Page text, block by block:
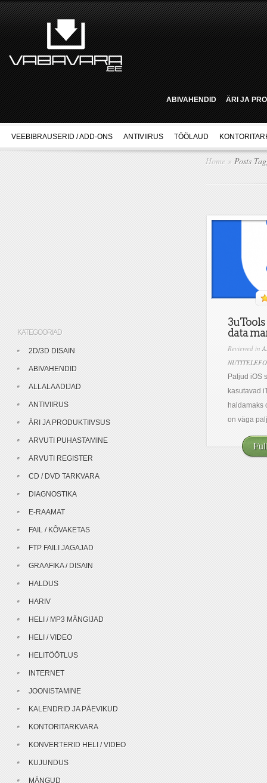
ABIVAHENDID ÄRI JA
VEEBIBRAUSERID / ADD-ONS ANTIVIIRUS TÖÖLAUD
Home » Posts
3uTools
data
Reviewed in
Paljud iOS
kasutavad
haldamaks
on väga
KATEGOORIAD
2D/3D DISAIN
ABIVAHENDID
ALLALAADIJAD
ANTIVIIRUS
ÄRI JA PRODUKTIIVSUS
ARVUTI PUHASTAMINE
ARVUTI REGISTER
CD / DVD TARKVARA
DIAGNOSTIKA
E-RAAMAT
FAIL / KÕVAKETAS
FTP FAILI JAGAJAD
GRAAFIKA / DISAIN
HALDUS
HARIV
HELI / MP3 MÄNGIJAD
HELI / VIDEO
HELITÖÖTLUS
INTERNET
JOONISTAMINE
KALENDRID JA PÄEVIKUD
KONTORITARKVARA
KONVERTERID HELI / VIDEO
KUJUNDUS
MÄNGUD